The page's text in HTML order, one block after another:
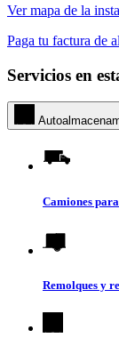
Ver mapa de la
Paga tu factura de
Servicios en
Camiones
Remolques y